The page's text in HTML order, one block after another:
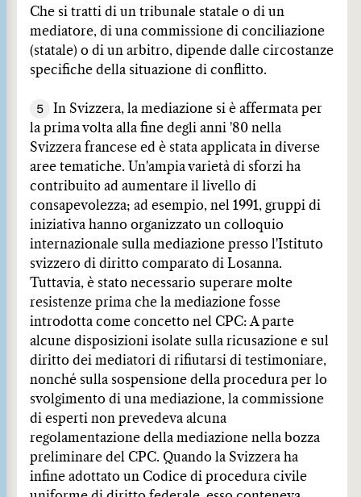
Che si tratti di un tribunale statale o di un
mediatore, di una commissione di conciliazione
(statale) o di un arbitro, dipende dalle circostanze
specifiche della situazione di conflitto.
5
In Svizzera, la mediazione si è affermata per
la prima volta alla fine degli anni '80 nella
Svizzera francese ed è stata applicata in diverse
aree tematiche. Un'ampia varietà di sforzi ha
contribuito ad aumentare il livello di
consapevolezza; ad esempio, nel 1991, gruppi di
iniziativa hanno organizzato un colloquio
internazionale sulla mediazione presso l'Istituto
svizzero di diritto comparato di Losanna.
Tuttavia, è stato necessario superare molte
resistenze prima che la mediazione fosse
introdotta come concetto nel CPC: A parte
alcune disposizioni isolate sulla ricusazione e sul
diritto dei mediatori di rifiutarsi di testimoniare,
nonché sulla sospensione della procedura per lo
svolgimento di una mediazione, la commissione
di esperti non prevedeva alcuna
regolamentazione della mediazione nella bozza
preliminare del CPC. Quando la Svizzera ha
infine adottato un Codice di procedura civile